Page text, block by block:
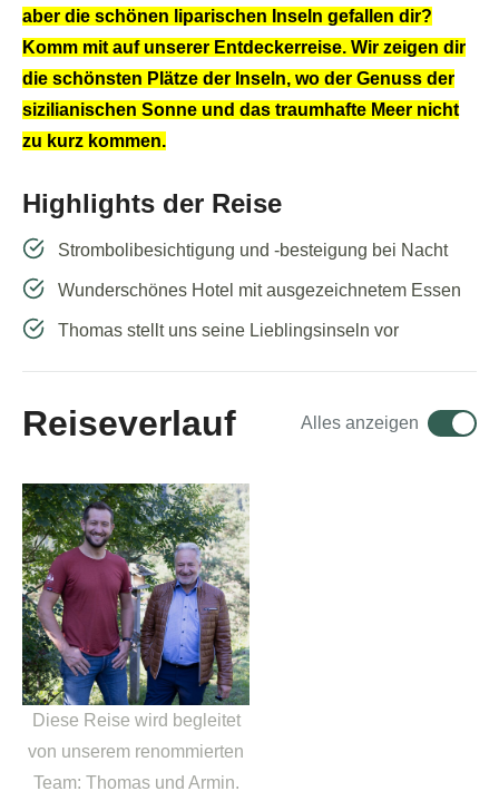
aber die schönen liparischen Inseln gefallen dir?
Komm mit auf unserer Entdeckerreise. Wir zeigen dir
die schönsten Plätze der Inseln, wo der Genuss der
sizilianischen Sonne und das traumhafte Meer nicht
zu kurz kommen.
Highlights der Reise
Strombolibesichtigung und -besteigung bei Nacht
Wunderschönes Hotel mit ausgezeichnetem Essen
Thomas stellt uns seine Lieblingsinseln vor
Reiseverlauf Alles anzeigen
Diese Reise wird begleitet
von unserem renommierten
Team: Thomas und Armin.